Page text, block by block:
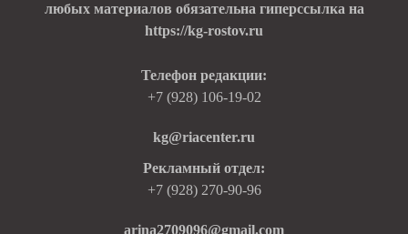
любых материалов обязательна гиперссылка на
https://kg-rostov.ru
Телефон редакции:
+7 (928) 106-19-02
kg@riacenter.ru
Рекламный отдел:
+7 (928) 270-90-96
arina2709096@gmail.com